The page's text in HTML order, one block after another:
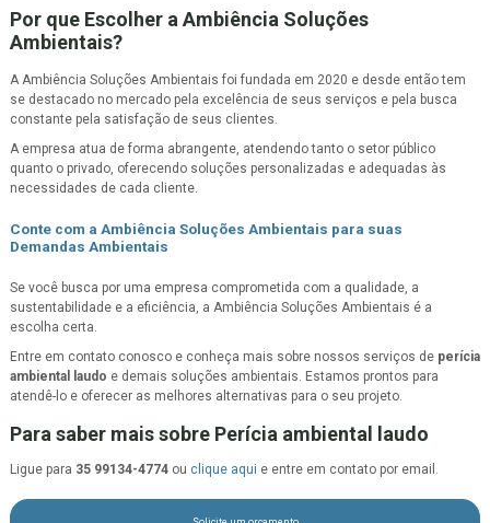
Por que Escolher a Ambiência Soluções
Ambientais?
A Ambiência Soluções Ambientais foi fundada em 2020 e desde então tem
se destacado no mercado pela excelência de seus serviços e pela busca
constante pela satisfação de seus clientes.
A empresa atua de forma abrangente, atendendo tanto o setor público
quanto o privado, oferecendo soluções personalizadas e adequadas às
necessidades de cada cliente.
Conte com a Ambiência Soluções Ambientais para suas
Demandas Ambientais
Se você busca por uma empresa comprometida com a qualidade, a
sustentabilidade e a eficiência, a Ambiência Soluções Ambientais é a
escolha certa.
Entre em contato conosco e conheça mais sobre nossos serviços de perícia
ambiental laudo e demais soluções ambientais. Estamos prontos para
atendê-lo e oferecer as melhores alternativas para o seu projeto.
Para saber mais sobre Perícia ambiental laudo
Ligue para 35 99134-4774 ou clique aqui e entre em contato por email.